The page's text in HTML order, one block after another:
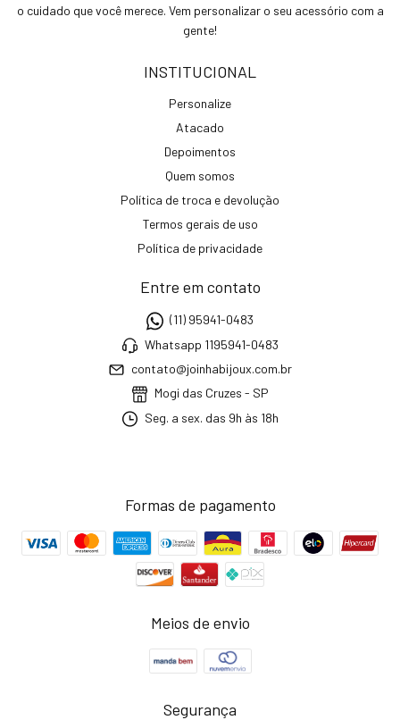
o cuidado que você merece. Vem personalizar o seu acessório com a
gente!
INSTITUCIONAL
Personalize
Atacado
Depoimentos
Quem somos
Política de troca e devolução
Termos gerais de uso
Política de privacidade
Entre em contato
(11) 95941-0483
Whatsapp 1195941-0483
contato@joinhabijoux.com.br
Mogi das Cruzes - SP
Seg. a sex. das 9h às 18h
Formas de pagamento
Meios de envio
Segurança